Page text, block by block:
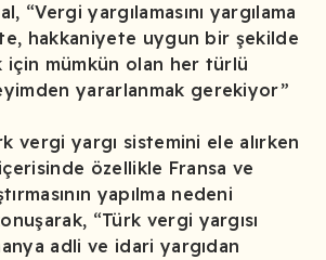
“Vergi yargılamasını yargılama
hakkaniyete uygun bir şekilde
için mümkün olan her türlü
yararlanmak gerekiyor”
vergi yargı sistemini ele alırken
özellikle Fransa ve
yapılma nedeni
“Türk vergi yargısı
adli ve idari yargıdan